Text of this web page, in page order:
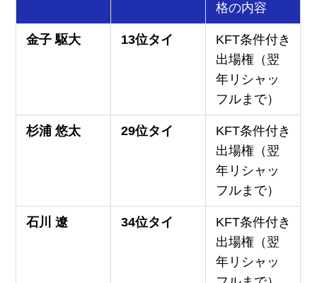
格の内容
金子 駆大 13位タイ
KFT条件付き
出場権（翌
年リシャッ
フルまで）
杉浦 悠太 29位タイ
KFT条件付き
出場権（翌
年リシャッ
フルまで）
石川 遼 34位タイ
KFT条件付き
出場権（翌
年リシャッ